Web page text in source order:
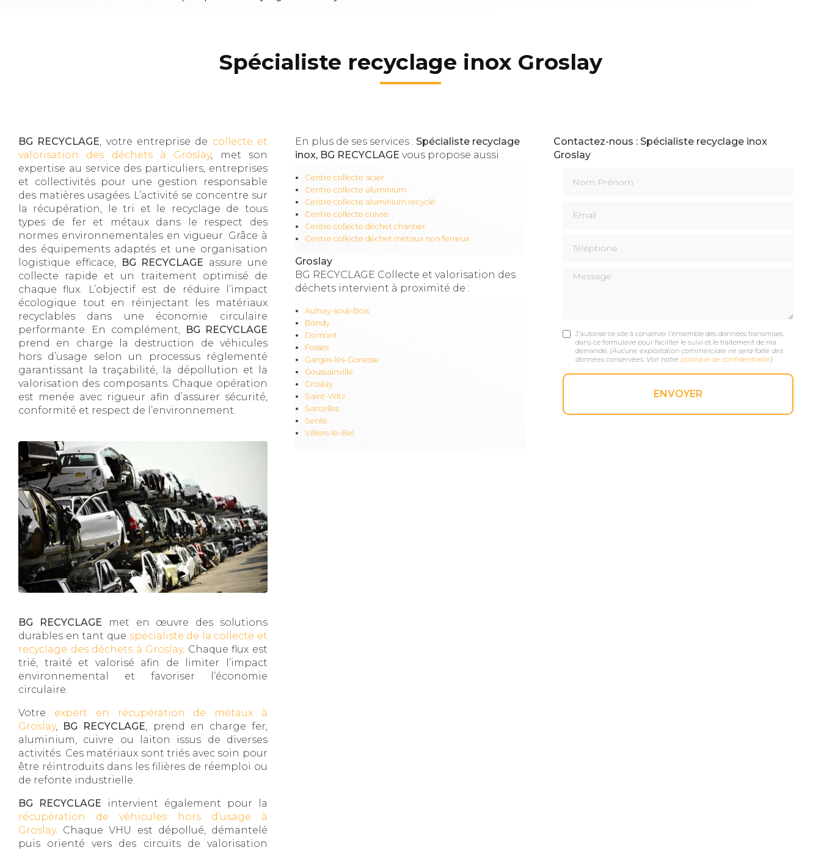
Spécialiste recyclage inox Groslay
BG RECYCLAGE, votre entreprise de collecte et
valorisation des déchets à Groslay, met son
expertise au service des particuliers, entreprises
et collectivités pour une gestion responsable
des matières usagées. L’activité se concentre sur
la récupération, le tri et le recyclage de tous
types de fer et métaux dans le respect des
normes environnementales en vigueur. Grâce à
des équipements adaptés et une organisation
logistique efficace,
BG RECYCLAGE assure une
collecte rapide et un traitement optimisé de
chaque flux. L’objectif est de réduire l’impact
écologique tout en réinjectant les matériaux
recyclables dans une économie circulaire
performante. En complément,
BG RECYCLAGE
prend en charge la destruction de véhicules
hors d’usage selon un processus réglementé
garantissant la traçabilité, la dépollution et la
valorisation des composants. Chaque opération
est menée avec rigueur afin d’assurer sécurité,
conformité et respect de l’environnement.
BG RECYCLAGE met en œuvre des solutions
durables en tant que spécialiste de la collecte et
recyclage des déchets à Groslay. Chaque flux est
trié, traité et valorisé afin de limiter l’impact
environnemental et favoriser l’économie
circulaire.
Votre expert en récupération de métaux à
Groslay, BG RECYCLAGE, prend en charge fer,
aluminium, cuivre ou laiton issus de diverses
activités. Ces matériaux sont triés avec soin pour
être réintroduits dans les filières de réemploi ou
de refonte industrielle.
BG RECYCLAGE intervient également pour la
récupération de véhicules hors d’usage à
Groslay. Chaque VHU est dépollué, démantelé
puis orienté vers des circuits de valorisation
En plus de ses services : Spécialiste recyclage
inox, BG RECYCLAGE vous propose aussi :
Centre collecte acier
Centre collecte aluminium
Centre collecte aluminium recyclé
Centre collecte cuivre
Centre collecte déchet chantier
Centre collecte déchet métaux non ferreux
Groslay
BG RECYCLAGE Collecte et valorisation des
déchets intervient à proximité de :
Aulnay-sous-Bois
Bondy
Domont
Fosses
Garges-lès-Gonesse
Goussainville
Groslay
Saint-Witz
Sarcelles
Senlis
Villiers-le-Bel
Contactez-nous : Spécialiste recyclage inox
Groslay
Message
J'autorise ce site à conserver l'ensemble des données transmises
dans ce formulaire pour faciliter le suivi et le traitement de ma
demande. (Aucune exploitation commerciale ne sera faite des
données conservées. Voir notre politique de confidentialité )